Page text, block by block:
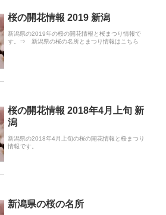
桜の開花情報 2019 新潟
新潟県の2019年の桜の開花情報と桜まつり情報で
す。⇒ 新潟県の桜の名所とまつり情報はこちら
桜の開花情報 2018年4月上旬 新
潟
新潟県の2018年4月上旬の桜の開花情報と桜まつり
情報です。
新潟県の桜の名所